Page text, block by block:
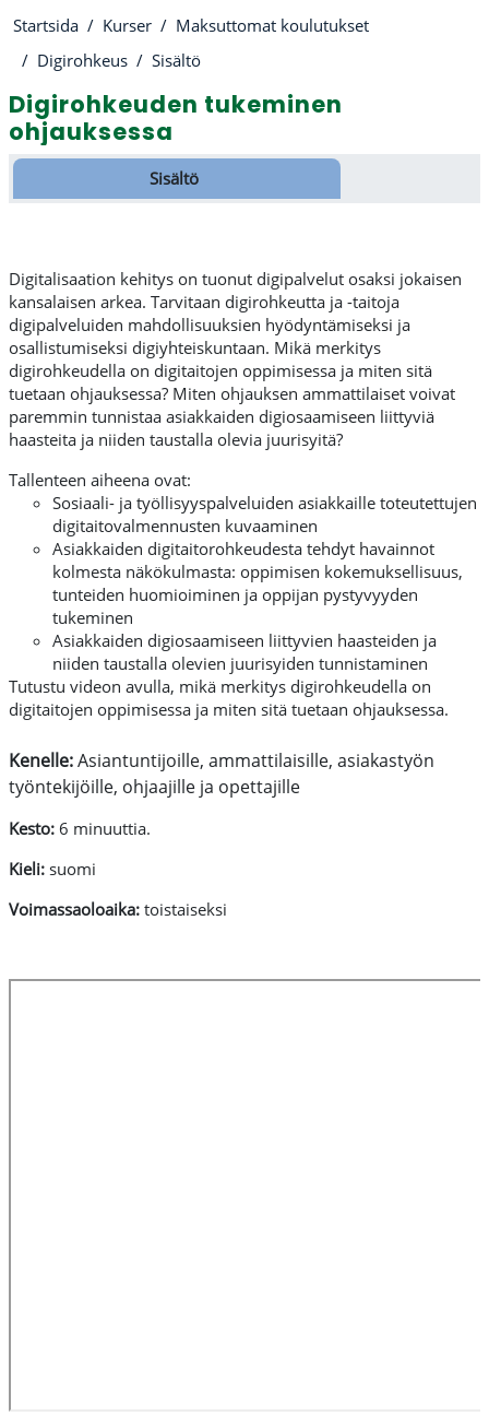
Startsida Kurser
Maksuttomat koulutukset
Digirohkeus
Sisältö
Digirohkeuden tukeminen
ohjauksessa
Avsnittsöversikt
Sisältö
Digitalisaation kehitys on tuonut digipalvelut osaksi jokaisen
kansalaisen arkea. Tarvitaan digirohkeutta ja -taitoja
digipalveluiden mahdollisuuksien hyödyntämiseksi ja
osallistumiseksi digiyhteiskuntaan. Mikä merkitys
digirohkeudella on digitaitojen oppimisessa ja miten sitä
tuetaan ohjauksessa? Miten ohjauksen ammattilaiset voivat
paremmin tunnistaa asiakkaiden digiosaamiseen liittyviä
haasteita ja niiden taustalla olevia juurisyitä?
Tallenteen aiheena ovat:
Sosiaali- ja työllisyyspalveluiden asiakkaille toteutettujen
digitaitovalmennusten kuvaaminen
Asiakkaiden digitaitorohkeudesta tehdyt havainnot
kolmesta näkökulmasta: oppimisen kokemuksellisuus,
tunteiden huomioiminen ja oppijan pystyvyyden
tukeminen
Asiakkaiden digiosaamiseen liittyvien haasteiden ja
niiden taustalla olevien juurisyiden tunnistaminen
Tutustu videon avulla, mikä merkitys digirohkeudella on
digitaitojen oppimisessa ja miten sitä tuetaan ohjauksessa.
Kenelle:Asiantuntijoille, ammattilaisille, asiakastyön
työntekijöille, ohjaajille ja opettajille
Kesto: 6 minuuttia.
Kieli: suomi
Voimassaoloaika: toistaiseksi